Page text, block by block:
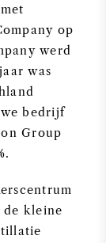
op
werd
was
bedrijf
Group
de kleine